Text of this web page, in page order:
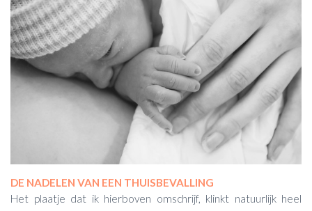
DE NADELEN VAN EEN THUISBEVALLING
Het plaatje dat ik hierboven omschrijf, klinkt natuurlijk heel